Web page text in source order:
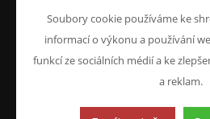
VŠE O NÁKUPU
Obchodní podmínky
Reklamace
Doprava a platba
O
O
Soubory cookie používáme ke
informací o výkonu a používání
funkcí ze sociálních médií a ke
a reklam.